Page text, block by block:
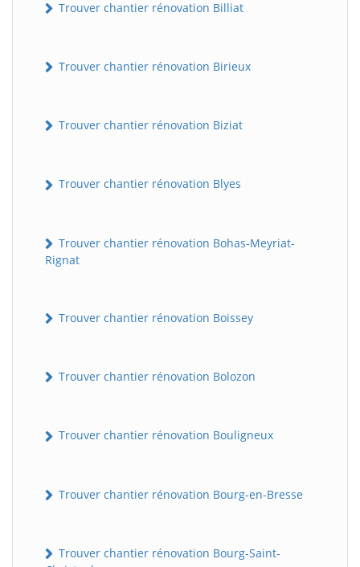
Trouver chantier rénovation Billiat
Trouver chantier rénovation Birieux
Trouver chantier rénovation Biziat
Trouver chantier rénovation Blyes
Trouver chantier rénovation Bohas-Meyriat-
Rignat
Trouver chantier rénovation Boissey
Trouver chantier rénovation Bolozon
Trouver chantier rénovation Bouligneux
Trouver chantier rénovation Bourg-en-Bresse
Trouver chantier rénovation Bourg-Saint-